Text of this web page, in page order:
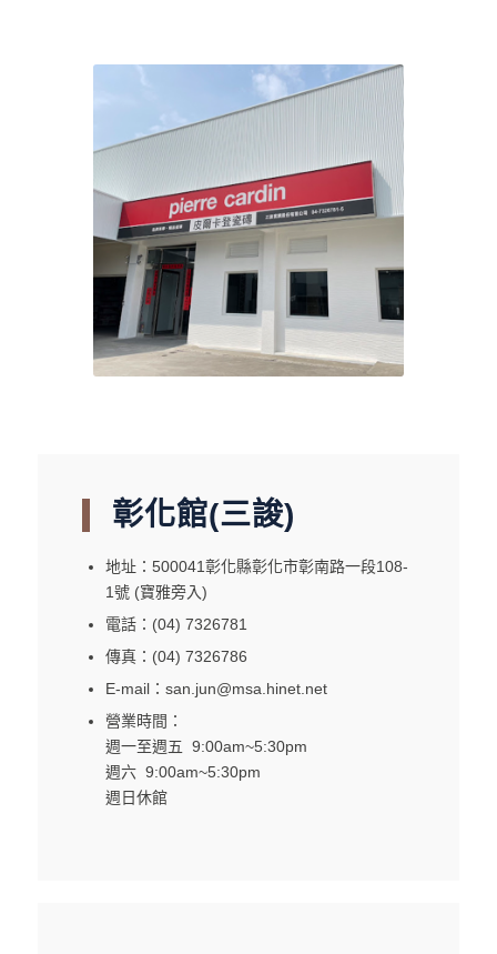
彰化館(三誜)
地址：500041彰化縣彰化市彰南路一段108-
1號 (寶雅旁入)
電話：(04) 7326781
傳真：(04) 7326786
E-mail：san.jun@msa.hinet.net
營業時間：
週一至週五 9:00am~5:30pm
週六 9:00am~5:30pm
週日休館